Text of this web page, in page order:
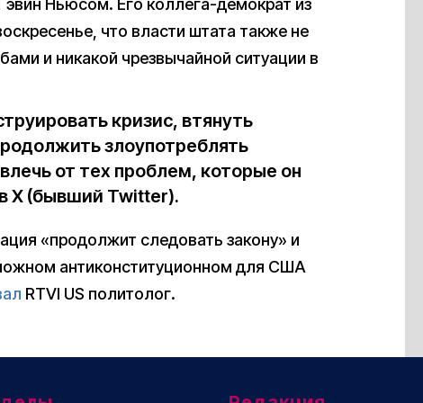
Ньюсом. Его коллега-демократ из
что власти штата также не
и никакой чрезвычайной ситуации в
кризис, втянуть
злоупотреблять
от тех проблем, которые он
X (бывший Twitter).
«продолжит следовать закону» и
антиконституционном для США
RTVI US политолог.